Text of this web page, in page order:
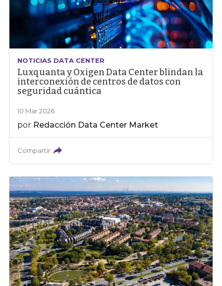
NOTICIAS DATA CENTER
Luxquanta y Oxigen Data Center blindan la
interconexión de centros de datos con
seguridad cuántica
10 Mar 2026
por Redacción Data Center Market
Compartir